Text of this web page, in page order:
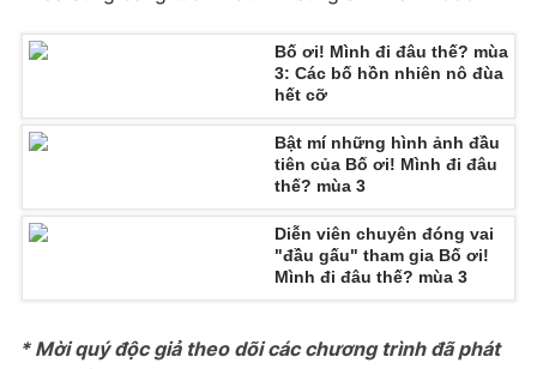
® Cấm sao chép dưới mọi hình thức nếu không có sự chấp
thuận bằng văn bản. Ghi rõ nguồn VTV.vn khi phát hành lại
Bố ơi! Mình đi đâu thế? mùa
3: Các bố hồn nhiên nô đùa
hết cỡ
Bật mí những hình ảnh đầu
tiên của Bố ơi! Mình đi đâu
thế? mùa 3
Diễn viên chuyên đóng vai
"đầu gấu" tham gia Bố ơi!
Mình đi đâu thế? mùa 3
* Mời quý độc giả theo dõi các chương trình đã phát